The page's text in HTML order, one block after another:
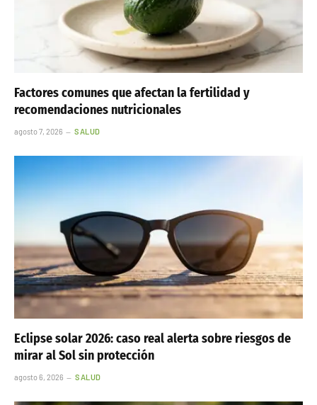
Factores comunes que afectan la fertilidad y
recomendaciones nutricionales
agosto 7, 2026 SALUD
Eclipse solar 2026: caso real alerta sobre riesgos de
mirar al Sol sin protección
agosto 6, 2026 SALUD